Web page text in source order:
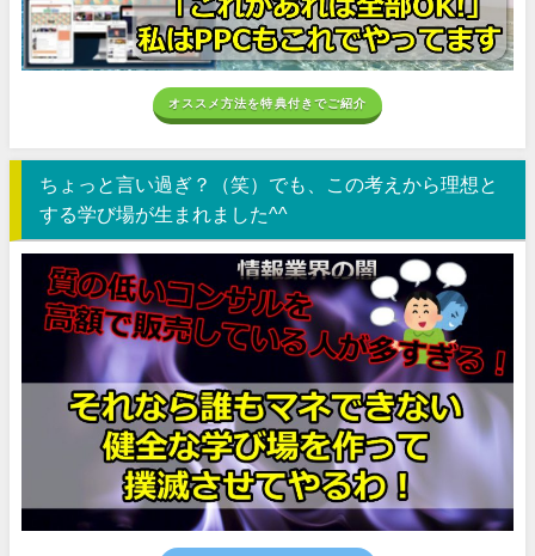
オススメ方法を特典付きでご紹介
ちょっと言い過ぎ？（笑）でも、この考えから理想と
する学び場が生まれました^^